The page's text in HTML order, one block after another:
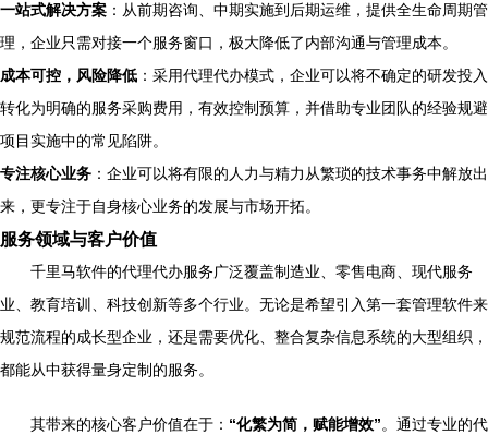
一站式解决方案 ：从前期咨询、中期实施到后期运维，提供全生命周期管
理，企业只需对接一个服务窗口，极大降低了内部沟通与管理成本。
成本可控，风险降低 ：采用代理代办模式，企业可以将不确定的研发投入
转化为明确的服务采购费用，有效控制预算，并借助专业团队的经验规避
项目实施中的常见陷阱。
专注核心业务 ：企业可以将有限的人力与精力从繁琐的技术事务中解放出
来，更专注于自身核心业务的发展与市场开拓。
服务领域与客户价值
千里马软件的代理代办服务广泛覆盖制造业、零售电商、现代服务
业、教育培训、科技创新等多个行业。无论是希望引入第一套管理软件来
规范流程的成长型企业，还是需要优化、整合复杂信息系统的大型组织，
都能从中获得量身定制的服务。
其带来的核心客户价值在于： “化繁为简，赋能增效”。通过专业的代